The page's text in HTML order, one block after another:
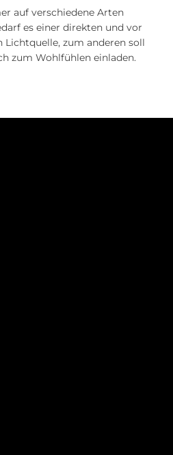
auf verschiedene Arten
es einer direkten und vor
zum anderen soll
zum Wohlfühlen einladen.